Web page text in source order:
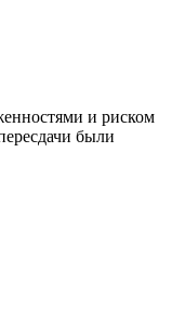
и риском
были